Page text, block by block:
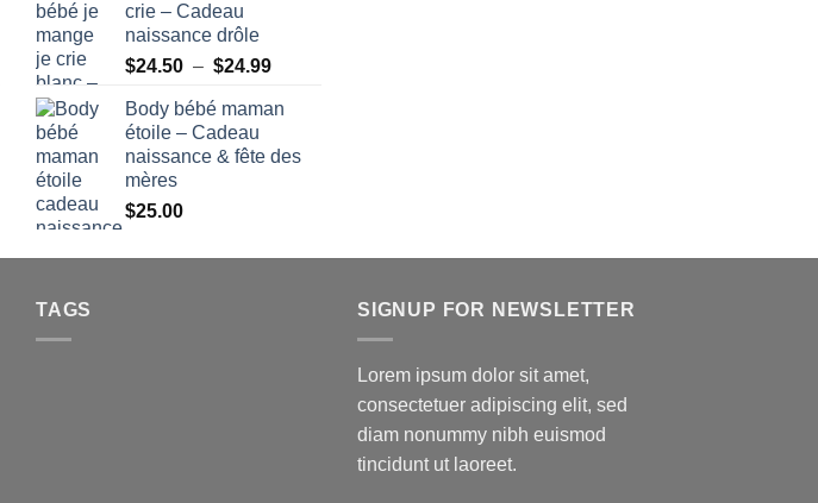
crie – Cadeau
naissance drôle
$24.50 – $24.99Plage
prix :
à
Body bébé maman
étoile – Cadeau
naissance & fête des
mères
$25.00
TAGS SIGNUP FOR NEWSLETTER
Lorem ipsum dolor sit amet,
consectetuer adipiscing elit, sed
diam nonummy nibh euismod
tincidunt ut laoreet.